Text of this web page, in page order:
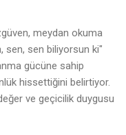
meydan okuma
sen, sen biliyorsun ki"
gücüne sahip
hissettiğini belirtiyor.
ve geçicilik duygusu